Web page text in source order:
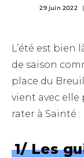
29 juin 2022
L’été est bien
de saison
place du
vient avec elle
rater à Sainté :
1/ Les